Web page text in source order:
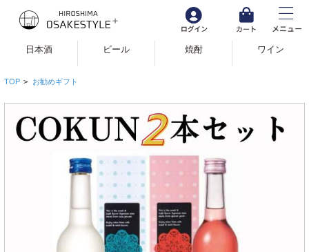
日本酒 ビール 焼酎 ワイン
TOP > お勧めギフト